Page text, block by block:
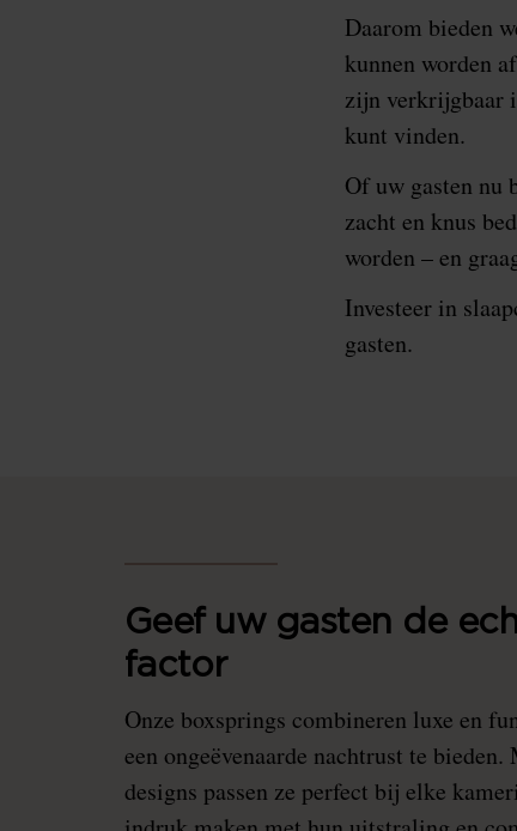
Daarom bieden
kunnen worden
zijn verkrijgbaar
kunt vinden.
Of uw gasten nu
zacht en knus
worden – en
Investeer in
gasten.
Geef uw gasten de
factor
Onze boxsprings combineren luxe en
een ongeëvenaarde nachtrust te
designs passen ze perfect bij elke